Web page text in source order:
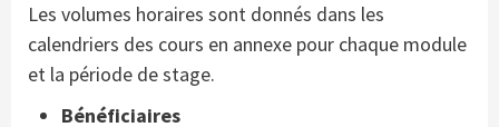
Les volumes horaires sont donnés dans les
calendriers des cours en annexe pour chaque module
et la période de stage.
Bénéficiaires